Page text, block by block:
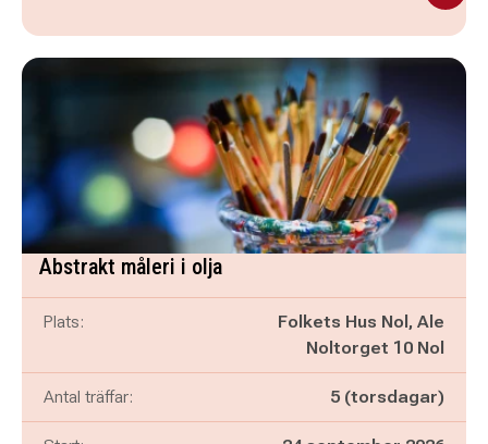
Abstrakt måleri i olja
Plats:
Folkets Hus Nol, Ale
Noltorget 10 Nol
Antal träffar: 5 (torsdagar)